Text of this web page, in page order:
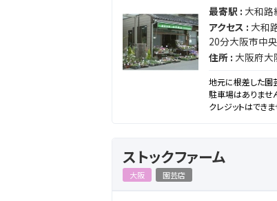
最寄駅 : 大和
アクセス : 大和
20分大阪市中
住所 : 大阪府
地元に根差した園
駐車場はありませ
クレジットはできま
ストックファーム
大阪 園芸店